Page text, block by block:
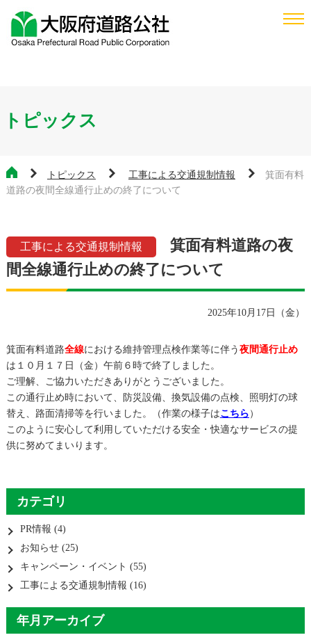
トピックス
トピックス 工事による交通規制情報
箕面有料
道路の夜間全線通行止めの終了について
工事による交通規制情報
箕面有料道路の夜
間全線通行止めの終了について
2025年10月17日（金）
箕面有料道路全線における維持管理点検作業等に伴う夜間通行止め
は１０月１７日（金）午前６時で終了しました。
ご理解、ご協力いただきありがとうございました。
この通行止め時において、防災設備、換気設備の点検、照明灯の球
替え、路面清掃等を行いました。（作業の様子はこちら）
このように安心して利用していただける安全・快適なサービスの提
供に努めてまいります。
カテゴリ
PR情報 (4)
お知らせ(25)
キャンペーン・イベント (55)
工事による交通規制情報 (16)
年月アーカイブ